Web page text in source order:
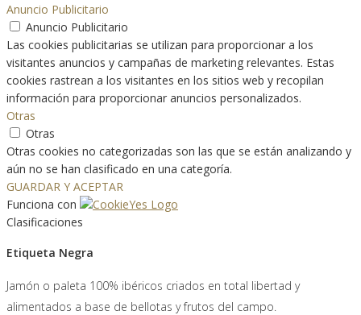
Anuncio Publicitario
Anuncio Publicitario
Las cookies publicitarias se utilizan para proporcionar a los
visitantes anuncios y campañas de marketing relevantes. Estas
cookies rastrean a los visitantes en los sitios web y recopilan
información para proporcionar anuncios personalizados.
Otras
Otras
Otras cookies no categorizadas son las que se están analizando y
aún no se han clasificado en una categoría.
GUARDAR Y ACEPTAR
Funciona con
Clasificaciones
Etiqueta Negra
Jamón o paleta 100% ibéricos criados en total libertad y
alimentados a base de bellotas y frutos del campo.